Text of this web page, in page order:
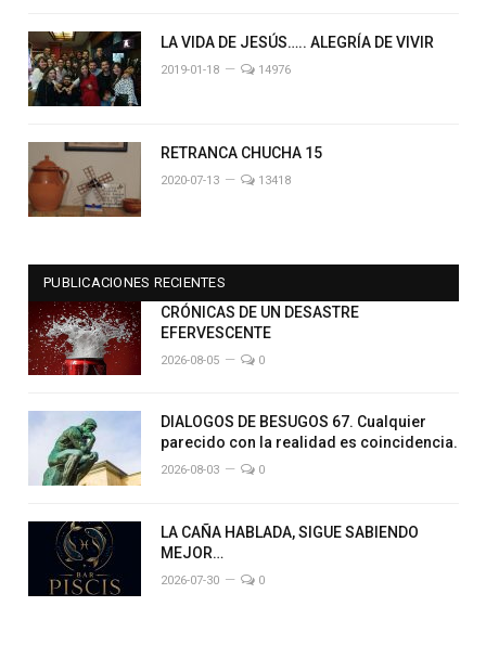
LA VIDA DE JESÚS….. ALEGRÍA DE VIVIR
2019-01-18 14976
RETRANCA CHUCHA 15
2020-07-13 13418
PUBLICACIONES RECIENTES
CRÓNICAS DE UN DESASTRE
EFERVESCENTE
2026-08-05 0
DIALOGOS DE BESUGOS 67. Cualquier
parecido con la realidad es coincidencia.
2026-08-03 0
LA CAÑA HABLADA, SIGUE SABIENDO
MEJOR…
2026-07-30 0